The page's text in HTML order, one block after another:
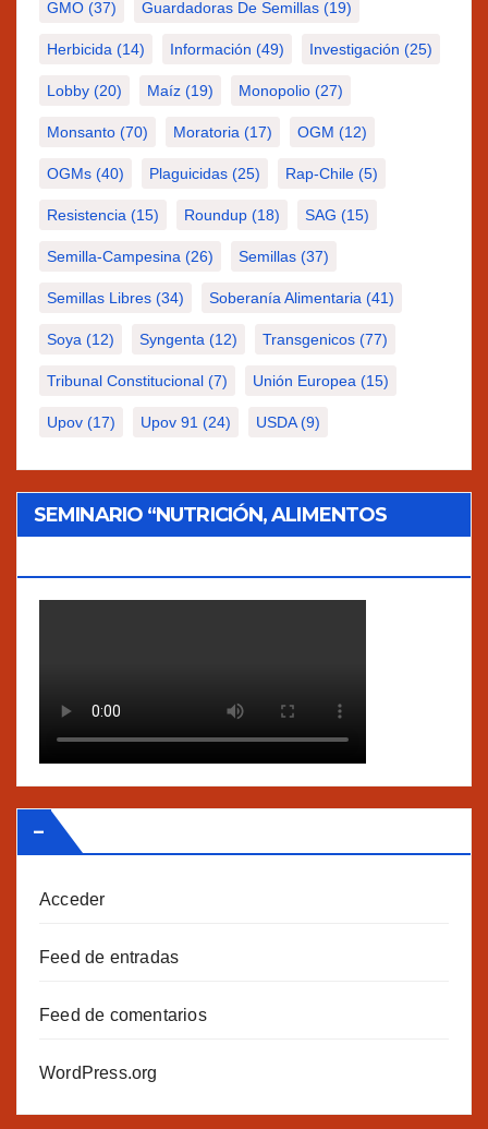
GMO (37) Guardadoras De Semillas (19)
Herbicida (14) Información (49) Investigación (25)
Lobby (20) Maíz (19) Monopolio (27)
Monsanto (70) Moratoria (17) OGM (12)
OGMs (40) Plaguicidas (25) Rap-Chile (5)
Resistencia (15) Roundup (18) SAG (15)
Semilla-Campesina (26) Semillas (37)
Semillas Libres (34) Soberanía Alimentaria (41)
Soya (12) Syngenta (12) Transgenicos (77)
Tribunal Constitucional (7) Unión Europea (15)
Upov (17) Upov 91 (24) USDA(9)
SEMINARIO “NUTRICIÓN, ALIMENTOS
–
Acceder
Feed de entradas
Feed de comentarios
WordPress.org